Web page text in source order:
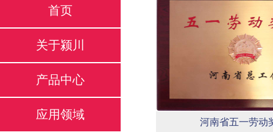
首页
关于颍川
产品中心
应用领域
河南省五一劳动